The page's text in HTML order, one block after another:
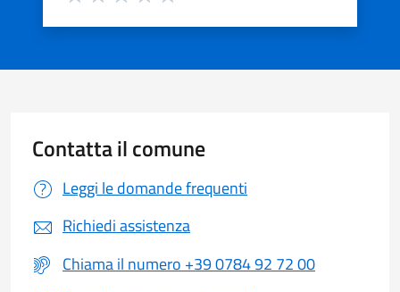
Contatta il comune
Leggi le domande frequenti
Richiedi assistenza
Chiama il numero +39 0784 92 72 00